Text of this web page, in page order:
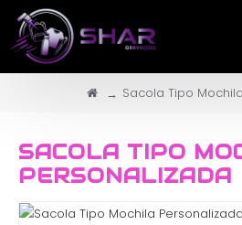
Sacola Tipo
SACOLA TIPO
PERSONALIZADA